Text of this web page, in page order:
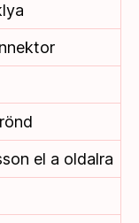
el a oldalra